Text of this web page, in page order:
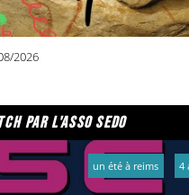
2026
par l'asso sedo
un été à reims 4